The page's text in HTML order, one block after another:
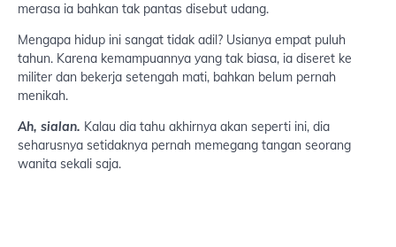
merasa ia bahkan tak pantas disebut udang.
Mengapa hidup ini sangat tidak adil? Usianya empat puluh
tahun. Karena kemampuannya yang tak biasa, ia diseret ke
militer dan bekerja setengah mati, bahkan belum pernah
menikah.
Ah, sialan. Kalau dia tahu akhirnya akan seperti ini, dia
seharusnya setidaknya pernah memegang tangan seorang
wanita sekali saja.